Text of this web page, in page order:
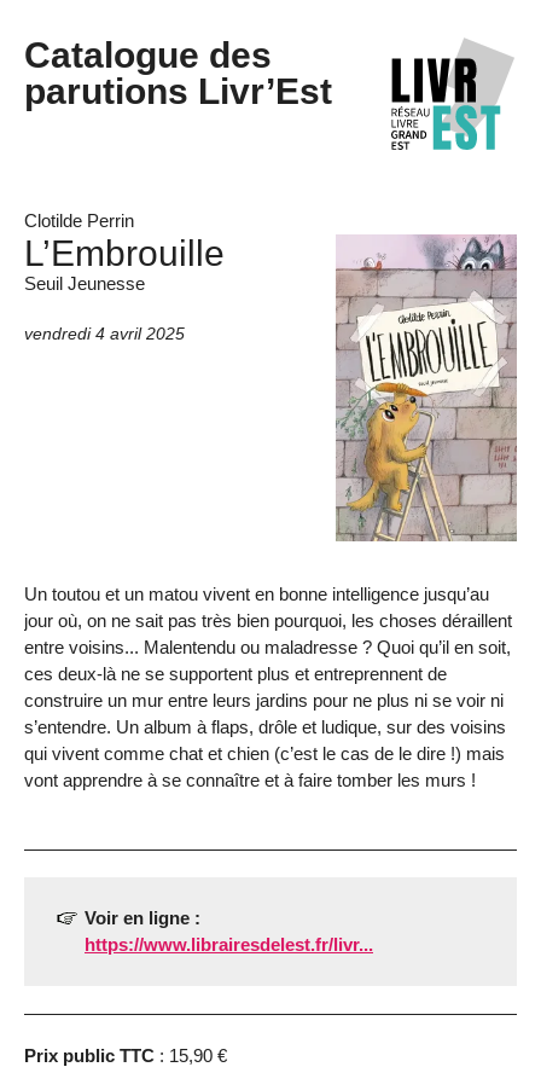
Catalogue des
parutions Livr’Est
Clotilde Perrin
L’Embrouille
Seuil Jeunesse
vendredi 4 avril 2025
Un toutou et un matou vivent en bonne intelligence jusqu’au
jour où, on ne sait pas très bien pourquoi, les choses déraillent
entre voisins... Malentendu ou maladresse ? Quoi qu’il en soit,
ces deux-là ne se supportent plus et entreprennent de
construire un mur entre leurs jardins pour ne plus ni se voir ni
s’entendre. Un album à flaps, drôle et ludique, sur des voisins
qui vivent comme chat et chien (c’est le cas de le dire !) mais
vont apprendre à se connaître et à faire tomber les murs !
Voir en ligne :
https://www.librairesdelest.fr/livr...
Prix public TTC : 15,90 €